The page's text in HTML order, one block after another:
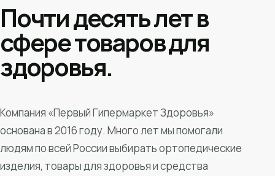
Почти десять лет в
сфере товаров для
здоровья.
Компания «Первый Гипермаркет Здоровья»
основана в 2016 году. Много лет мы помогали
людям по всей России выбирать ортопедические
изделия, товары для здоровья и средства